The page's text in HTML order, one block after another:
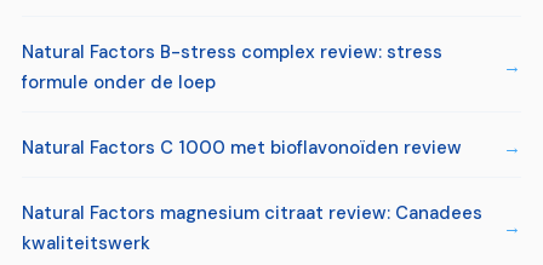
Natural Factors B-stress complex review: stress
formule onder de loep
Natural Factors C 1000 met bioflavonoïden review
Natural Factors magnesium citraat review: Canadees
kwaliteitswerk